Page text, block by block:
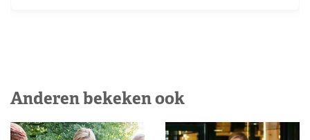
Anderen bekeken ook